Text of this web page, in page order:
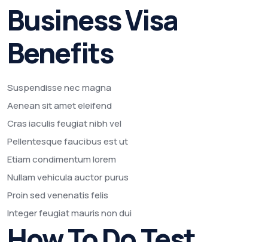
Business Visa
Benefits
Suspendisse nec magna
Aenean sit amet eleifend
Cras iaculis feugiat nibh vel
Pellentesque faucibus est ut
Etiam condimentum lorem
Nullam vehicula auctor purus
Proin sed venenatis felis
Integer feugiat mauris non dui